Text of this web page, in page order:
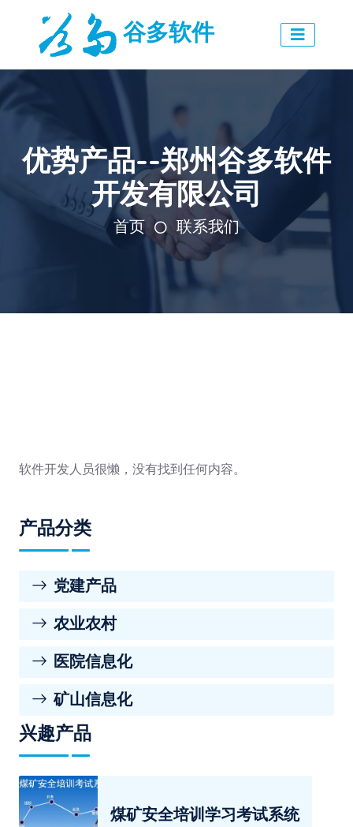
谷多软件
优势产品--郑州谷多软件
开发有限公司
首页 联系我们
软件开发人员很懒，没有找到任何内容。
产品分类
党建产品
农业农村
医院信息化
矿山信息化
兴趣产品
煤矿安全培训学习考试系统